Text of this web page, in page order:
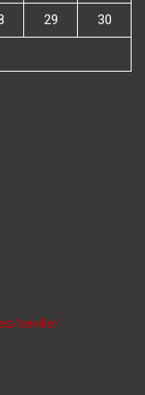
29 30
seville/